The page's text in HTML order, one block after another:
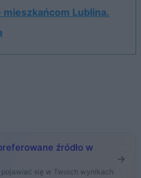
Lublina.
źródło w
się w Twoich wynikach